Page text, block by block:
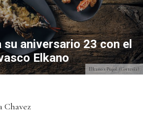
Elkano x Pujol. (Cortesía)
aniversario 23 con el
Elkano
Chavez